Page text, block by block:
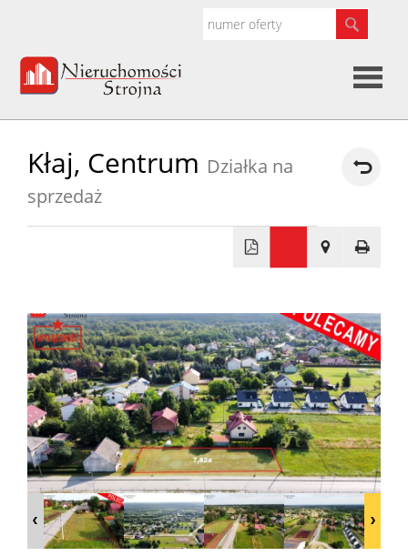
firmie
Oferty
Kłaj, Centrum Działka na
sprzedaż